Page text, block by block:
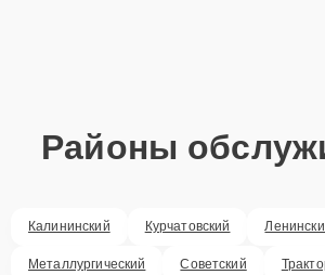
Районы
Калининский Курчатовский
Металлургический Советский